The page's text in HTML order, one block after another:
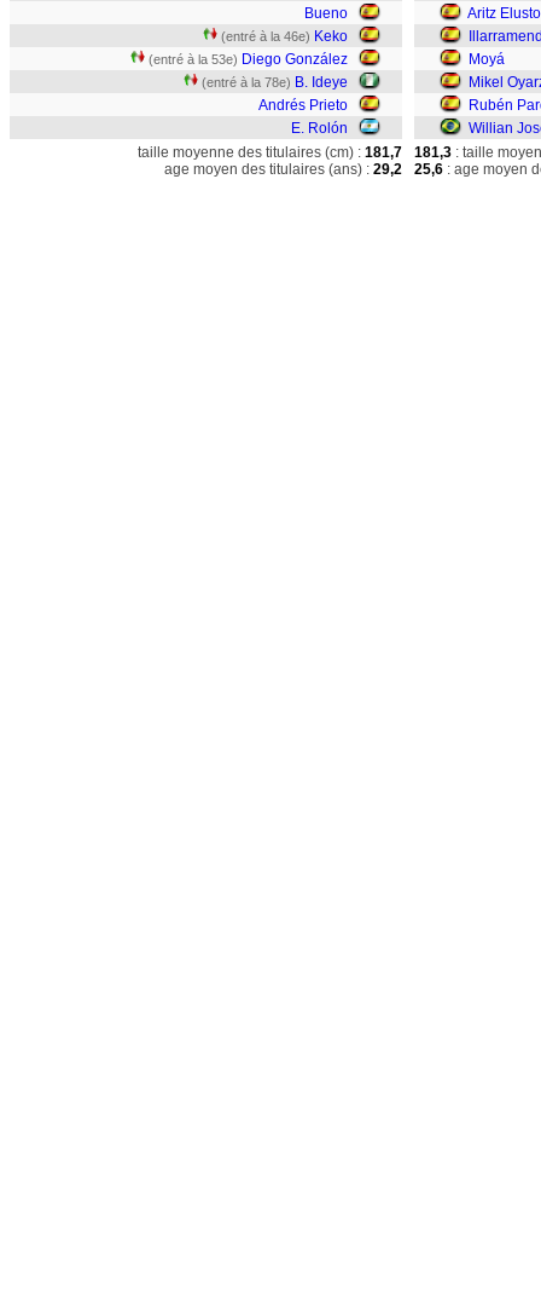
Bueno
(entré à la 46e) Keko
(entré à la 53e) Diego González
(entré à la 78e) B. Ideye
Andrés Prieto
E. Rolón
Aritz
Moyá
Mikel
Rubén
Willian
taille moyenne des titulaires (cm) : 181,7
age moyen des titulaires (ans) : 29,2
181,3 : taille
25,6 : age moyen